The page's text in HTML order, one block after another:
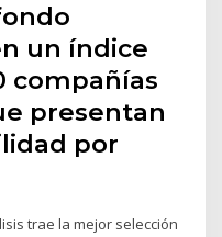
un índice
compañías
presentan
por
trae la mejor selección